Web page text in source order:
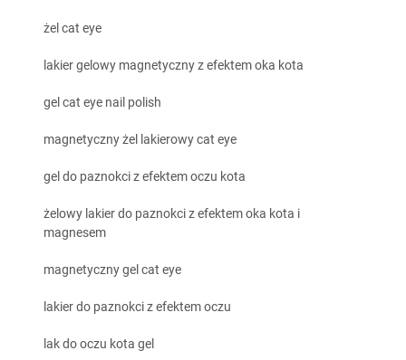
żel cat eye
lakier gelowy magnetyczny z efektem oka kota
gel cat eye nail polish
magnetyczny żel lakierowy cat eye
gel do paznokci z efektem oczu kota
żelowy lakier do paznokci z efektem oka kota i
magnesem
magnetyczny gel cat eye
lakier do paznokci z efektem oczu
lak do oczu kota gel